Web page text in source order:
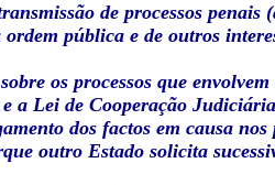
de processos penais
pública e de outros
os processos que
a Lei de Cooperação
dos factos em causa nos
outro Estado solicita